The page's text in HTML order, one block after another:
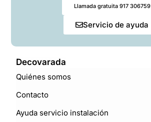
Llamada gratuita 917 306759
Servicio de ayuda
Decovarada
Quiénes somos
Contacto
Ayuda servicio instalación